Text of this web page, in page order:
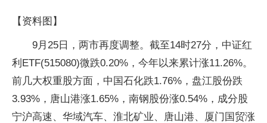
【资料图】
9月25日，两市再度调整。截至14时27分，中证红
利ETF(515080)微跌0.20%，今年以来累计涨11.26%。
前几大权重股方面，中国石化跌1.76%，盘江股份跌
3.93%，唐山港涨1.65%，南钢股份涨0.54%，成分股
宁沪高速、华域汽车、淮北矿业、唐山港、厦门国贸涨